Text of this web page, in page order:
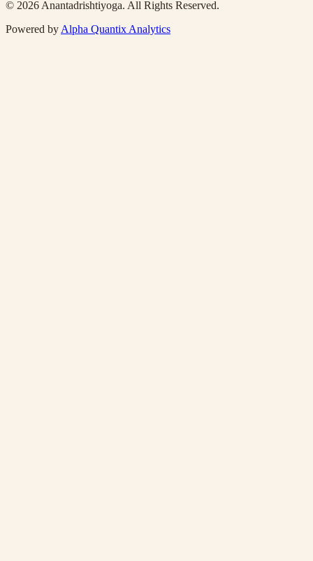
© 2026 Anantadrishtiyoga. All Rights Reserved.
Powered by Alpha Quantix Analytics